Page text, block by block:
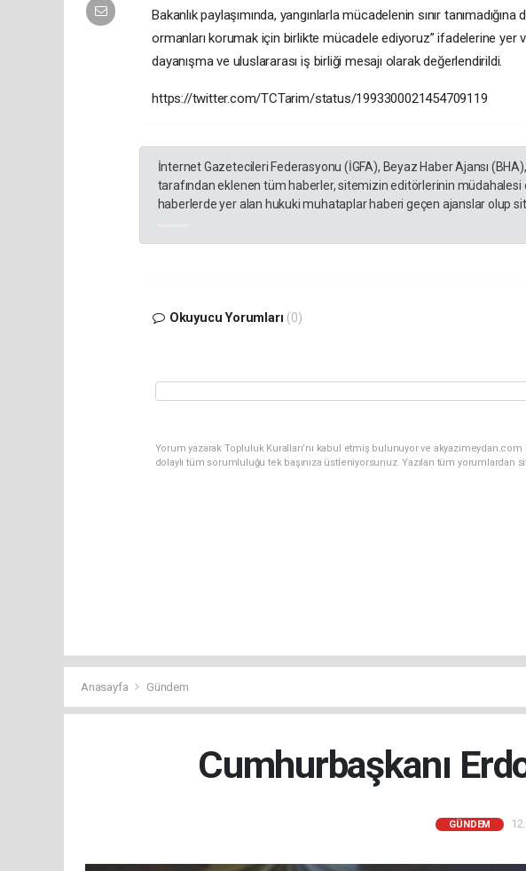
Bakanlık paylaşımında, yangınlarla mücadelenin sınır
ormanları korumak için birlikte mücadele ediyoruz” ifadelerine yer
dayanışma ve uluslararası iş birliği mesajı olarak değerlendirildi.
https://twitter.com/TCTarim/status/1993300021454709119
İnternet Gazetecileri Federasyonu (İGFA), Beyaz Haber Ajansı
tarafından eklenen tüm haberler, sitemizin editörlerinin müdahalesi
haberlerde yer alan hukuki muhataplar haberi geçen ajanslar olup
Okuyucu Yorumları (0)
Yorum yazarak Topluluk Kuralları’nı kabul etmiş bulunuyor ve
dolaylı tüm sorumluluğu tek başınıza üstleniyorsunuz. Yazılan tüm
Anasayfa Gündem
Cumhurbaşkanı
GÜNDEM